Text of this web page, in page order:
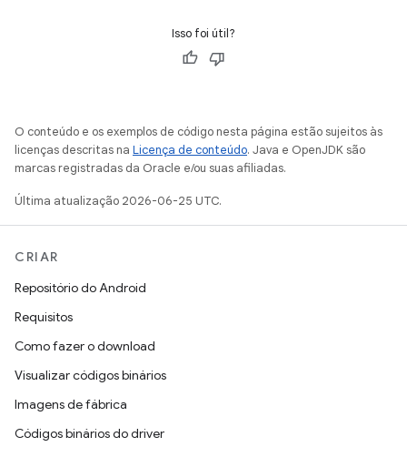
Isso foi útil?
O conteúdo e os exemplos de código nesta página estão sujeitos às
licenças descritas na Licença de conteúdo. Java e OpenJDK são
marcas registradas da Oracle e/ou suas afiliadas.
Última atualização 2026-06-25 UTC.
CRIAR
Repositório do Android
Requisitos
Como fazer o download
Visualizar códigos binários
Imagens de fábrica
Códigos binários do driver